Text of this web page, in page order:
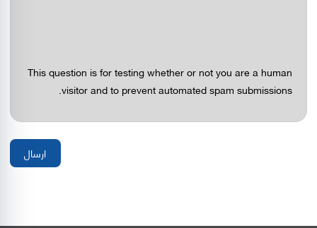
This question is for testing whether or not you are a human
visitor and to prevent automated spam submissions.